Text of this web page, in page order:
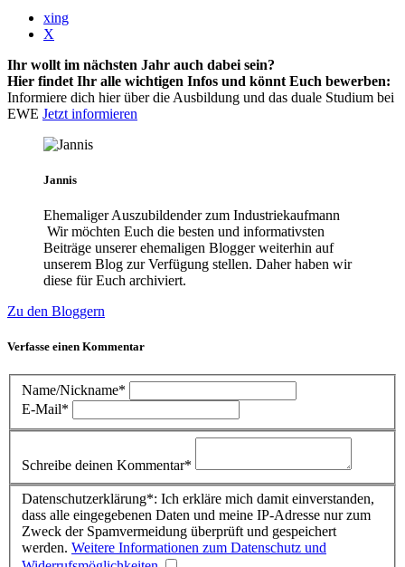
xing
X
Ihr wollt im nächsten Jahr auch dabei sein?
Hier findet Ihr alle wichtigen Infos und könnt Euch bewerben:
Informiere dich hier über die Ausbildung und das duale Studium bei
EWE Jetzt informieren
Jannis
Ehemaliger Auszubildender zum Industriekaufmann
Wir möchten Euch die besten und informativsten
Beiträge unserer ehemaligen Blogger weiterhin auf
unserem Blog zur Verfügung stellen. Daher haben wir
diese für Euch archiviert.
Zu den Bloggern
Verfasse einen Kommentar
Name/Nickname*
E-Mail*
Schreibe deinen Kommentar*
Datenschutzerklärung*: Ich erkläre mich damit einverstanden,
dass alle eingegebenen Daten und meine IP-Adresse nur zum
Zweck der Spamvermeidung überprüft und gespeichert
werden. Weitere Informationen zum Datenschutz und